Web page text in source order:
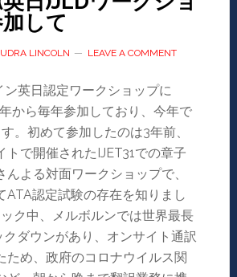
して
LINCOLN LEAVE A COMMENT
英日認定ワークショップに
から毎年参加しており、今年で
。初めて参加したのは3年前、
トで開催されたIJET31での章子
んよる対面ワークショップで、
ATA認定試験の存在を知りまし
ク中、メルボルンでは世界最長
ダウンがあり、オンサイト通訳
ため、政府のコロナウイルス関